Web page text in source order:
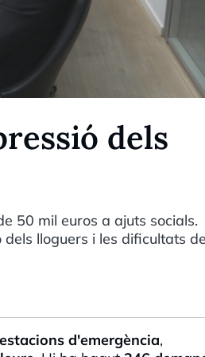
dels
50 mil euros a ajuts socials.
lloguers i les dificultats de
d'emergència,